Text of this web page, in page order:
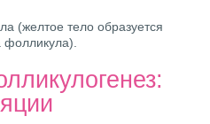
(желтое тело образуется
фолликула).